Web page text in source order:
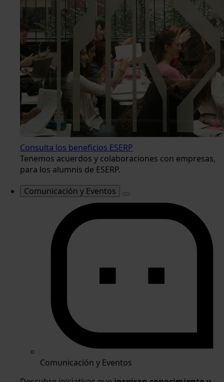
Consulta los beneficios ESERP
Tenemos acuerdos y colaboraciones con empresas,
para los alumnis de ESERP.
Comunicación y Eventos
Comunicación y Eventos